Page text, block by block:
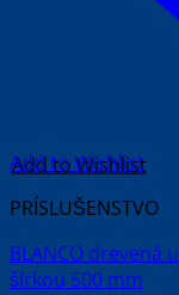
Add to Wishlist
PRÍSLUŠENSTVO
BLANCO drevená
šírkou 500 mm